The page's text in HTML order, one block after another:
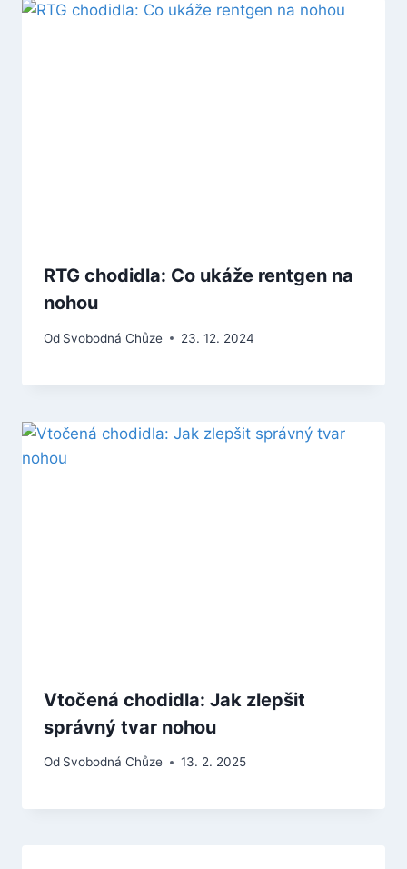
RTG chodidla: Co ukáže rentgen na
nohou
Od Svobodná Chůze 23. 12. 2024
Vtočená chodidla: Jak zlepšit
správný tvar nohou
Od Svobodná Chůze 13. 2. 2025